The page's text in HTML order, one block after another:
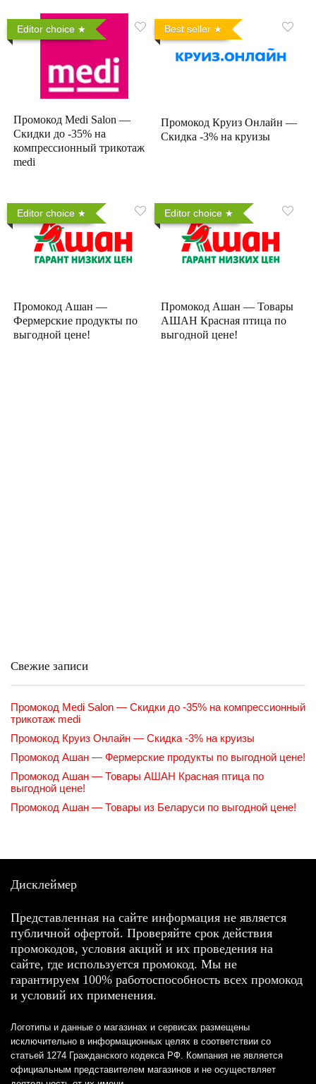
Editor choice
Промокод Medi Salon —
Скидки до -35% на
компрессионный трикотаж
medi
Best seller
Промокод Круиз Онлайн —
Скидка -3% на круизы
Editor choice
Промокод Ашан —
Фермерские продукты по
выгодной цене!
Editor choice
Промокод Ашан — Товары
АШАН Красная птица по
выгодной цене!
Свежие записи
Промокод Medi Salon — Скидки до -35% на компрессионный
трикотаж medi
Промокод Круиз Онлайн — Скидка -3% на круизы
Промокод Ашан — Фермерские продукты по выгодной цене!
Промокод Ашан — Товары АШАН Красная птица по
выгодной цене!
Промокод Ашан — Товары из Беларуси по выгодной цене!
Дисклеймер
Представленная на сайте информация не является
публичной офертой. Проверяйте срок действия
промокодов, условия акций и их проведения на
сайте, где используется промокод. Мы не
гарантируем 100% работоспособность всех промокод
и условий их применения.
Логотипы и данные о магазинах и сервисах размещены
исключительно в информационных целях в соответствии со
статьей 1274 Гражданского кодекса РФ. Компания не является
официальным представителем магазинов и не осуществляет